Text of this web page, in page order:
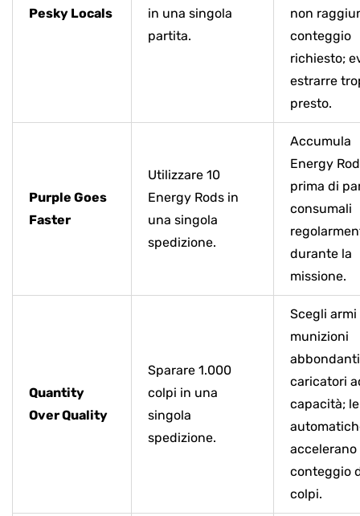
Pesky Locals
in una singola
partita.
non
conteggio
richiesto;
estrarre
presto.
Purple Goes
Faster
Utilizzare 10
Energy Rods in
una singola
spedizione.
Accumula
Energy
prima di
consumali
durante la
missione.
Quantity
Over Quality
Sparare 1.000
colpi in una
singola
spedizione.
Scegli armi
munizioni
caricatori
capacità;
accelerano
conteggio
colpi.